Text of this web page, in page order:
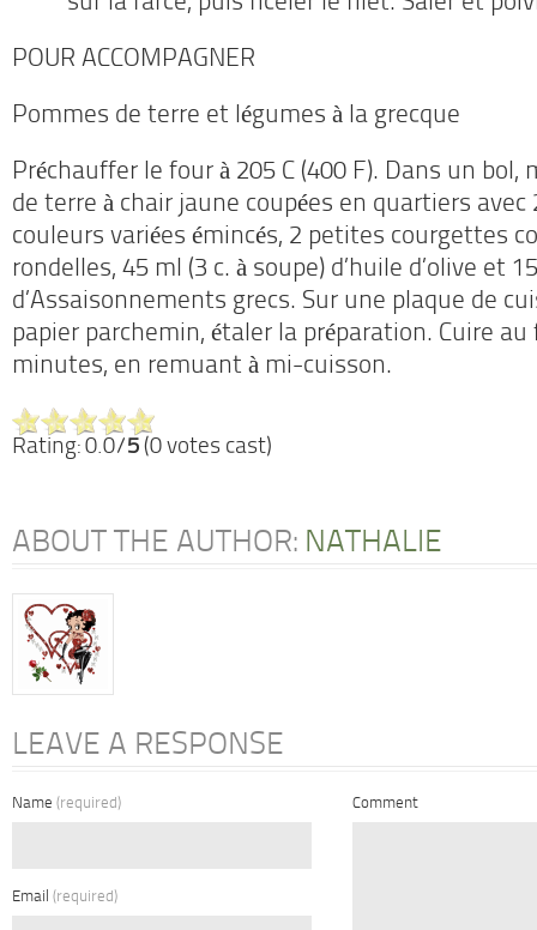
POUR ACCOMPAGNER
Pommes de terre et légumes à la grecque
Préchauffer le four à 205 C (400 F). Dans un bol,
de terre à chair jaune coupées en quartiers
couleurs variées émincés, 2 petites courgettes
rondelles, 45 ml (3 c. à soupe) d’huile d’olive et
d’Assaisonnements grecs. Sur une plaque de
papier parchemin, étaler la préparation. Cuire au
minutes, en remuant à mi-cuisson.
Rating: 0.0/5 (0 votes cast)
ABOUT THE AUTHOR: NATHALIE
LEAVE A RESPONSE
Name (required)
Email (required)
Comment